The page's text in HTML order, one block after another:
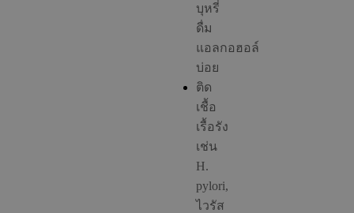
บุหรี่
ดื่ม
แอลกอฮอล์
บ่อย
ติด
เชื้อ
เรื้อรัง
เช่น
H.
pylori,
ไวรัส